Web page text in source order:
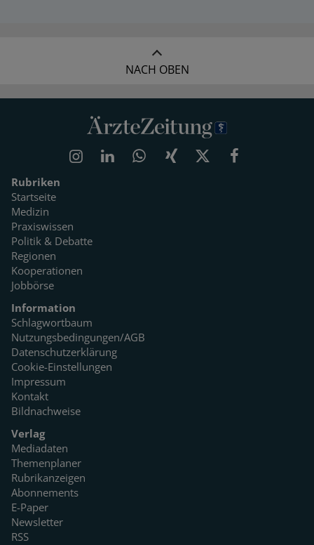
NACH OBEN
Rubriken
Startseite
Medizin
Praxiswissen
Politik & Debatte
Regionen
Kooperationen
Jobbörse
Information
Schlagwortbaum
Nutzungsbedingungen/AGB
Datenschutzerklärung
Cookie-Einstellungen
Impressum
Kontakt
Bildnachweise
Verlag
Mediadaten
Themenplaner
Rubrikanzeigen
Abonnements
E-Paper
Newsletter
RSS